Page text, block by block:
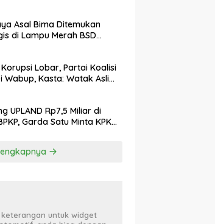
Asal Bima Ditemukan
di Lampu Merah BSD
Lobar, Partai Koalisi
Wabup, Kasta: Watak Asli
UPLAND Rp7,5 Miliar di
Garda Satu Minta KPK
untuk widget